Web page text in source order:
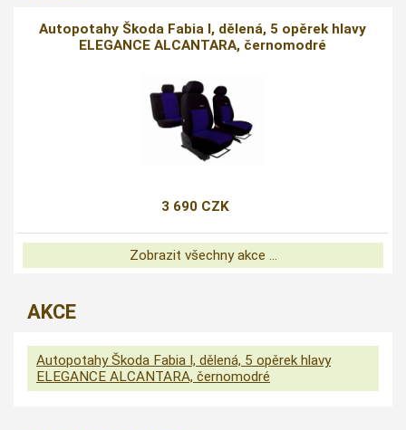
Autopotahy Škoda Fabia I, dělená, 5 opěrek hlavy
ELEGANCE ALCANTARA, černomodré
3 690 CZK
Zobrazit všechny akce ...
AKCE
Autopotahy Škoda Fabia I, dělená, 5 opěrek hlavy
ELEGANCE ALCANTARA, černomodré